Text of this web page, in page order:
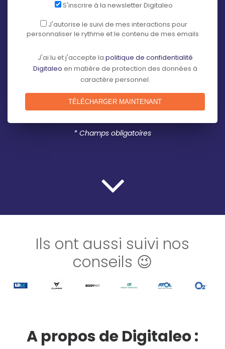
S'inscrire à la newsletter Digitaleo
J'autorise le suivi de mes interactions pour
personnaliser le rythme et le contenu de mes emails
J'ai lu et j'accepte la politique de confidentialité
Digitaleo en matière de protection des données à
caractère personnel.
* Champs obligatoires
Ils ont aussi suivi nos
conseils 😉
A propos de Digitaleo :